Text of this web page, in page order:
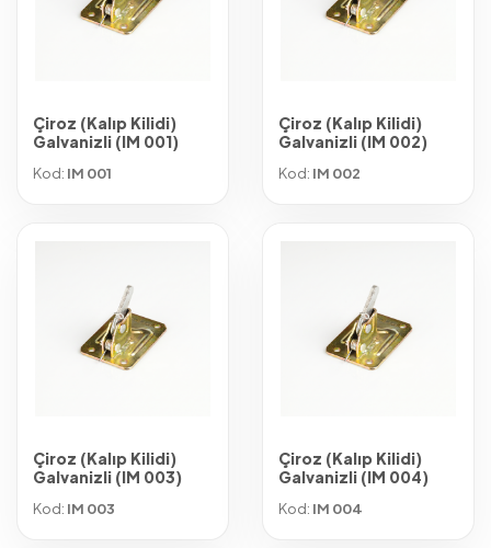
Çiroz (Kalıp Kilidi)
Galvanizli (IM 001)
Kod: IM 001
Çiroz (Kalıp Kilidi)
Galvanizli (IM 002)
Kod: IM 002
Çiroz (Kalıp Kilidi)
Galvanizli (IM 003)
Kod: IM 003
Çiroz (Kalıp Kilidi)
Galvanizli (IM 004)
Kod: IM 004